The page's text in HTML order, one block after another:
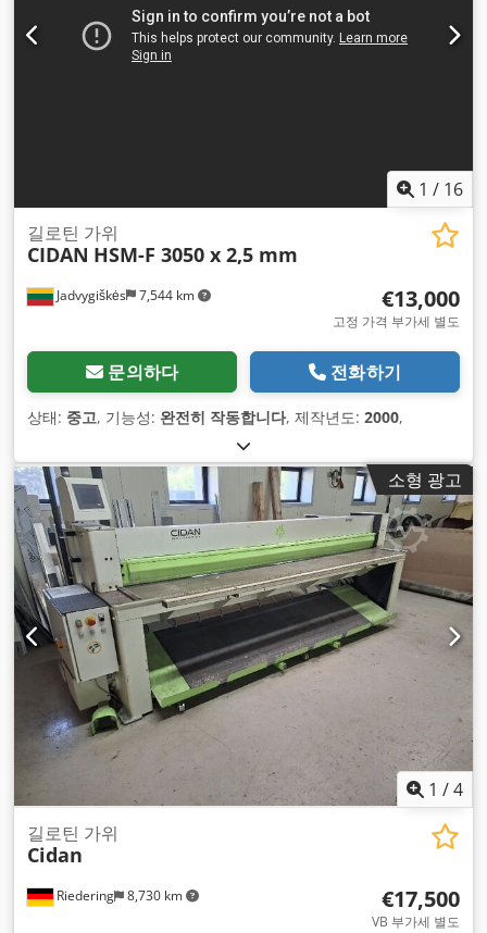
1 / 16
Jadvygiškės 7,544 km
길로틴 가위
CIDAN HSM-F 3050 x 2,5 mm
€13,000
고정 가격 부가세 별도
문의하다 전화하기
상태: 중고, 기능성: 완전히 작동합니다, 제작년도: 2000,
소형 광고
1 /4
Riedering 8,730 km
길로틴 가위
Cidan
€17,500
VB 부가세 별도